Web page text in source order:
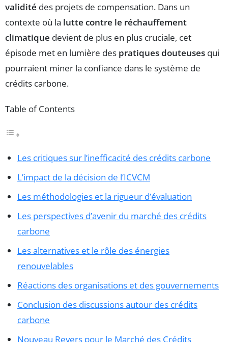
validité des projets de compensation. Dans un
contexte où la lutte contre le réchauffement
climatique devient de plus en plus cruciale, cet
épisode met en lumière des pratiques douteuses qui
pourraient miner la confiance dans le système de
crédits carbone.
Table of Contents
Les critiques sur l’inefficacité des crédits carbone
L’impact de la décision de l’ICVCM
Les méthodologies et la rigueur d’évaluation
Les perspectives d’avenir du marché des crédits
carbone
Les alternatives et le rôle des énergies
renouvelables
Réactions des organisations et des gouvernements
Conclusion des discussions autour des crédits
carbone
Nouveau Revers pour le Marché des Crédits